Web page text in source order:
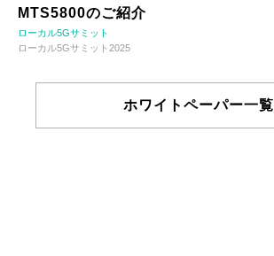
MTS5800のご紹介
ローカル5Gサミット
ローカル5Gサミット2025
ホワイトペーパー一覧